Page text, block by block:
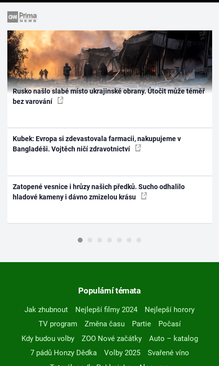
Rusko našlo slabé místo ukrajinské obrany. Útočit může téměř
bez varování
Kubek: Evropa si zdevastovala farmacii, nakupujeme v
Bangladéši. Vojtěch ničí zdravotnictví
Zatopené vesnice i hrůzy našich předků. Sucho odhalilo
hladové kameny i dávno zmizelou krásu
Populární témata
Jak zhubnout Nejlepší filmy 2024
Nejlepší horory
TV program
Změna času Partie
Počasí
Kdy budou volby
ZOO Nové začátky
Auto – katalog
7 pádů Honzy Dědka
Volby 2025
Svařené víno